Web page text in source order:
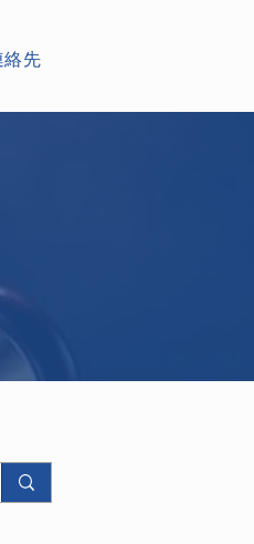
絡先